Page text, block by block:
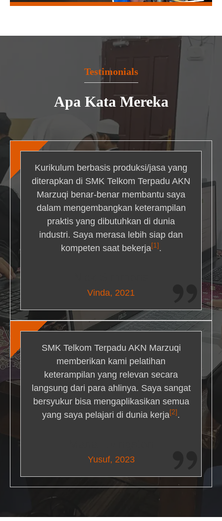
Testimonials
Apa Kata Mereka
Kurikulum berbasis produksi/jasa yang
diterapkan di SMK Telkom Terpadu AKN
Marzuqi benar-benar membantu saya
dalam mengembangkan keterampilan
praktis yang dibutuhkan di dunia
industri. Saya merasa lebih siap dan
kompeten saat bekerja[1] .
Vinda, 2021
SMK Telkom Terpadu AKN Marzuqi
memberikan kami pelatihan
keterampilan yang relevan secara
langsung dari para ahlinya. Saya sangat
bersyukur bisa mengaplikasikan semua
yang saya pelajari di dunia kerja[2] .
Yusuf, 2023